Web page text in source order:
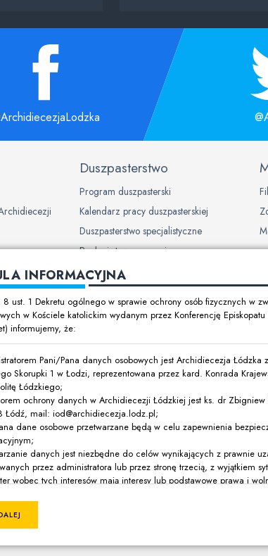
w
dzieci i
oświatowe
Duszpasterstwo
Program duszpasterski
Kalendarz pracy duszpasterskiej
Duszpasterstwo specjalistyczne
Ruchy i stowarzyszenia
INFORMACYJNA
ust. 1 Dekretu ogólnego w sprawie ochrony osób fizycznych w
w Kościele katolickim wydanym przez Konferencję
informujemy, że:
Pani/Pana danych osobowych jest Archidiecezja Łódzka
Skorupki 1 w Łodzi, reprezentowana przez kard. Konrada
Łódzkiego;
ochrony danych w Archidiecezji Łódzkiej jest ks. dr
Łódź, mail: iod@archidiecezja.lodz.pl;
dane osobowe przetwarzane będą w celu zapewnienia
danych jest niezbędne do celów wynikających z prawnie
przez administratora lub przez stronę trzecią, z wyjątkiem
wobec tych interesów mają interesy lub podstawowe prawa i
Pani/Pana danych osobowych jest Archidiecezja Łódzka;
poza terytorium Rzeczypospolitej Polskiej;